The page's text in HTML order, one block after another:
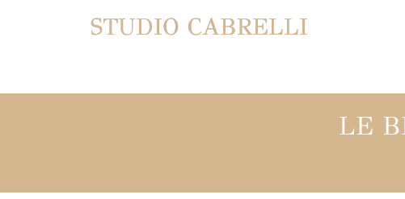
STUDIO CABRELLI
LE